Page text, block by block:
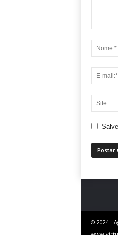
© 2024 -